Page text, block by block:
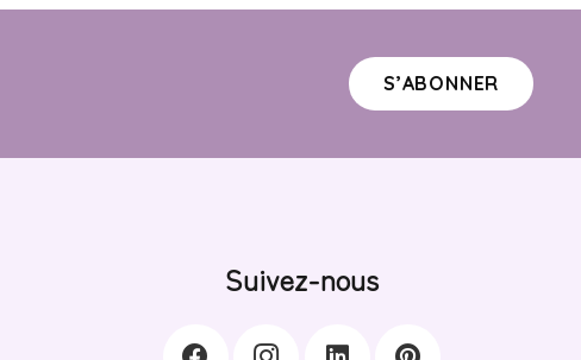
S’ABONNER
Suivez-nous